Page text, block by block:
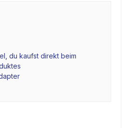
du kaufst direkt beim